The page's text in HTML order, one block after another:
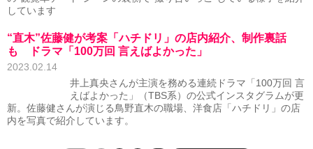
しています
“直木”佐藤健が考案「ハチドリ」の店内紹介、制作裏話
も ドラマ「100万回 言えばよかった」
2023.02.14
井上真央さんが主演を務める連続ドラマ「100万回 言
えばよかった」（TBS系）の公式インスタグラムが更
新。佐藤健さんが演じる鳥野直木の職場、洋食店「ハチドリ」の店
内を写真で紹介しています。